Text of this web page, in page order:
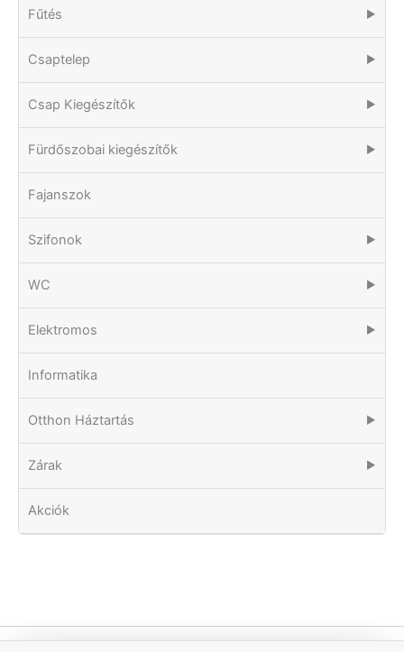
Fűtés ▶
Csaptelep ▶
Csap Kiegészítők ▶
Fürdőszobai kiegészítők ▶
Fajanszok
Szifonok ▶
WC ▶
Elektromos ▶
Informatika
Otthon Háztartás ▶
Zárak ▶
Akciók